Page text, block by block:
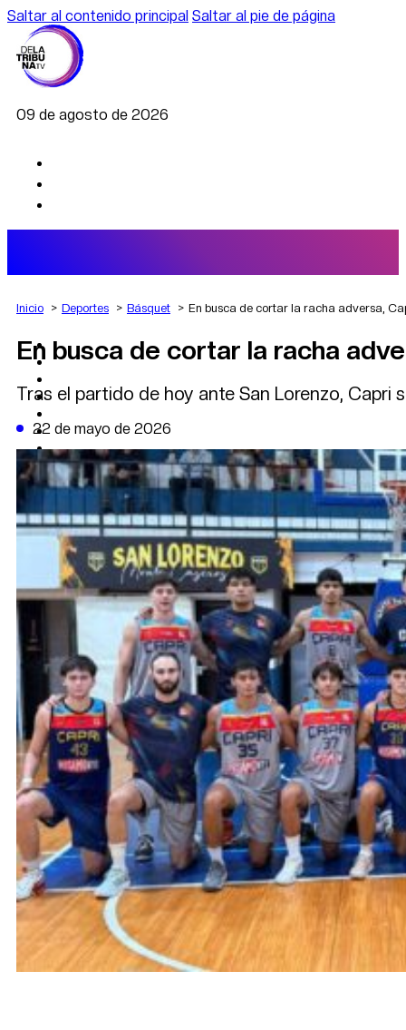
Saltar al contenido principal Saltar al pie de página
09 de agosto de 2026
AGRO
DEPORTES
POLÍTICA
DATA FIRME
DE LA TRIBUNA TV
Inicio Deportes Básquet En busca de cortar la racha adversa,
En busca de cortar la racha
Tras el partido de hoy ante San Lorenzo,
22 de mayo de 2026